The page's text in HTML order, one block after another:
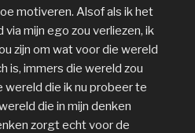
motiveren. Alsof als ik het
mijn ego zou verliezen, ik
zijn om wat voor die wereld
is, immers die wereld zou
wereld die ik nu probeer te
die in mijn denken
zorgt echt voor de